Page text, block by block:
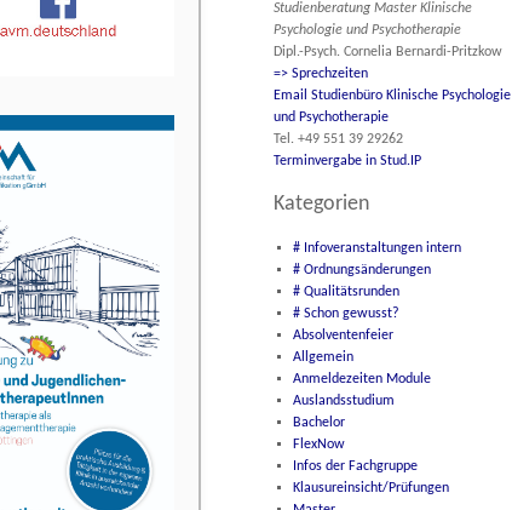
Studienberatung Master Klinische
Psychologie und Psychotherapie
Dipl.-Psych. Cornelia Bernardi-Pritzkow
=> Sprechzeiten
Email Studienbüro Klinische Psychologie
und Psychotherapie
Tel. +49 551 39 29262
Terminvergabe in Stud.IP
Kategorien
# Infoveranstaltungen intern
# Ordnungsänderungen
# Qualitätsrunden
# Schon gewusst?
Absolventenfeier
Allgemein
Anmeldezeiten Module
Auslandsstudium
Bachelor
FlexNow
Infos der Fachgruppe
Klausureinsicht/Prüfungen